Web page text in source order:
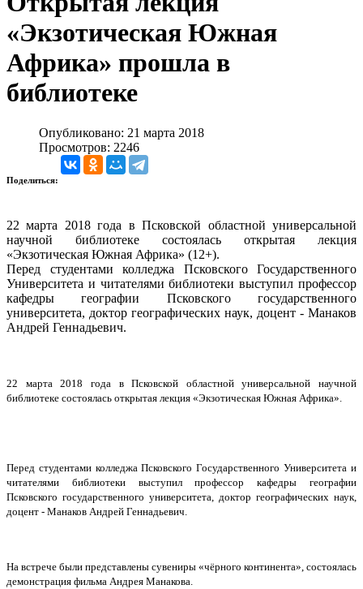
«Экзотическая Южная
Африка» прошла в
библиотеке
Опубликовано: 21 марта 2018
Просмотров: 2246
Поделиться:
22 марта 2018 года в Псковской областной универсальной
научной библиотеке состоялась открытая лекция
«Экзотическая Южная Африка» (12+).
Перед студентами колледжа Псковского Государственного
Университета и читателями библиотеки выступил профессор
кафедры географии Псковского государственного
университета, доктор географических наук, доцент - Манаков
Андрей Геннадьевич.
22 марта 2018 года в Псковской областной универсальной научной
библиотеке состоялась открытая лекция «Экзотическая Южная Африка».
Перед студентами колледжа Псковского Государственного Университета и
читателями библиотеки выступил профессор кафедры географии
Псковского государственного университета, доктор географических наук,
доцент - Манаков Андрей Геннадьевич.
На встрече были представлены сувениры «чёрного континента», состоялась
демонстрация фильма Андрея Манакова.